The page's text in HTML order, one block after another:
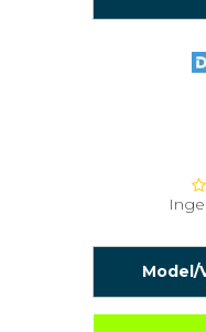
Model/